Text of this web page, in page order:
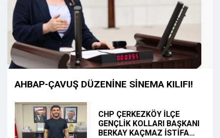
AHBAP-ÇAVUŞ DÜZENİNE SİNEMA KILIFI!
CHP ÇERKEZKÖY İLÇE
GENÇLİK KOLLARI BAŞKANI
BERKAY KAÇMAZ İSTİFA